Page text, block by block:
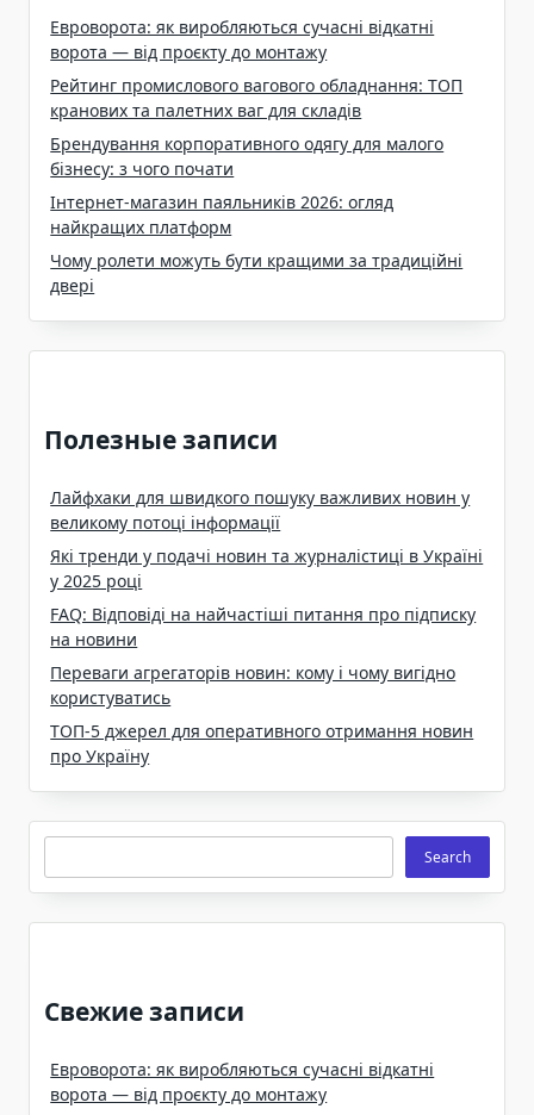
Евроворота: як виробляються сучасні відкатні
ворота — від проєкту до монтажу
Рейтинг промислового вагового обладнання: ТОП
кранових та палетних ваг для складів
Брендування корпоративного одягу для малого
бізнесу: з чого почати
Інтернет-магазин паяльників 2026: огляд
найкращих платформ
Чому ролети можуть бути кращими за традиційні
двері
Полезные записи
Лайфхаки для швидкого пошуку важливих новин у
великому потоці інформації
Які тренди у подачі новин та журналістиці в Україні
у 2025 році
FAQ: Відповіді на найчастіші питання про підписку
на новини
Переваги агрегаторів новин: кому і чому вигідно
користуватись
ТОП-5 джерел для оперативного отримання новин
про Україну
Search Search
Свежие записи
Евроворота: як виробляються сучасні відкатні
ворота — від проєкту до монтажу